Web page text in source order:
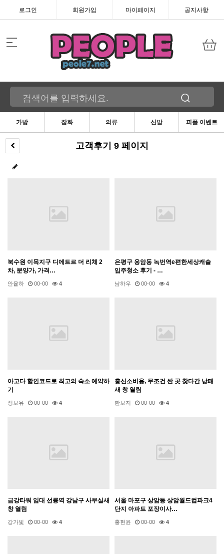
로그인 회원가입 마이페이지 공지사항
가방 잡화 의류 신발 피플 이벤트
고객후기 9 페이지
북수원 이목지구 디에트르 더 리체 2
차, 분양가, 가격…
안율하 00-00 4
은평구 응암동 녹번역e편한세상캐슬
입주청소 후기 - …
남하우 00-00 4
아고다 할인코드로 최고의 숙소 예약하
기
정보유 00-00 4
흥신소비용, 무조건 싼 곳 찾다간 낭패
새 창 열림
한보지 00-00 4
금강타워 임대 선릉역 강남구 사무실새
창 열림
강가빛 00-00 4
서울 마포구 상암동 상암월드컵파크4
단지 아파트 포장이사…
홍현윤 00-00 4